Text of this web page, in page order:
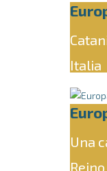
Italia
Una